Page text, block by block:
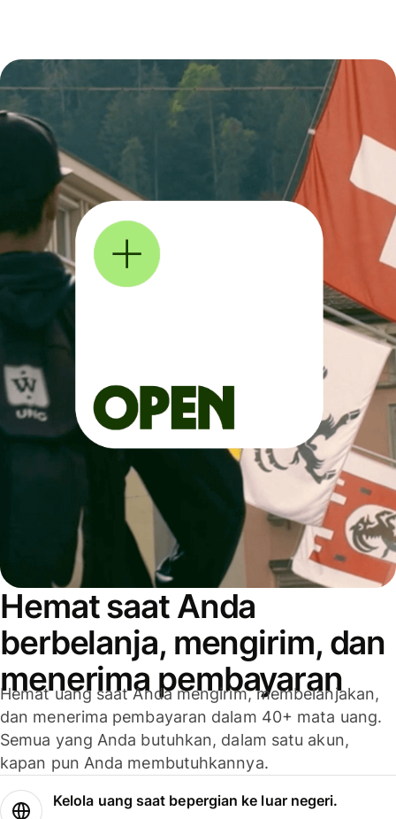
Hemat saat Anda
berbelanja, mengirim, dan
menerima pembayaran
Hemat uang saat Anda mengirim, membelanjakan,
dan menerima pembayaran dalam 40+ mata uang.
Semua yang Anda butuhkan, dalam satu akun,
kapan pun Anda membutuhkannya.
Kelola uang saat bepergian ke luar negeri.